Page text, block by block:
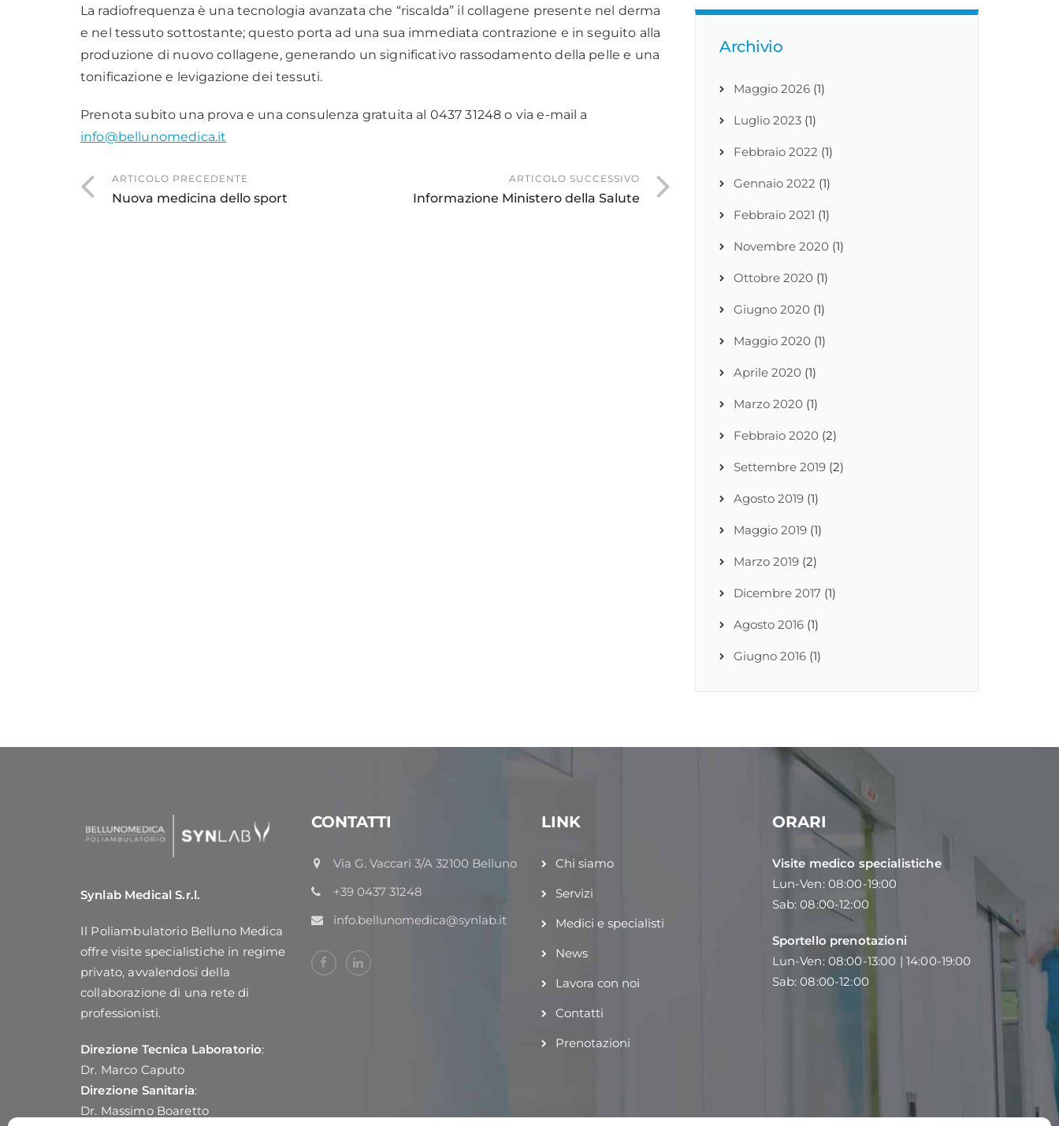
La radiofrequenza è una tecnologia avanzata che “riscalda” il collagene presente nel derma
e nel tessuto sottostante; questo porta ad una sua immediata contrazione e in seguito alla
produzione di nuovo collagene, generando un significativo rassodamento della pelle e una
tonificazione e levigazione dei tessuti.
Prenota subito una prova e una consulenza gratuita al 0437 31248 o via e-mail a
info@bellunomedica.it
ARTICOLO PRECEDENTE
Nuova medicina dello sport
ARTICOLO SUCCESSIVO
Informazione Ministero della Salute
Archivio
Maggio 2026 (1)
Luglio 2023 (1)
Febbraio 2022 (1)
Gennaio 2022 (1)
Febbraio 2021 (1)
Novembre 2020 (1)
Ottobre 2020 (1)
Giugno 2020 (1)
Maggio 2020 (1)
Aprile 2020 (1)
Marzo 2020 (1)
Febbraio 2020 (2)
Settembre 2019 (2)
Agosto 2019 (1)
Maggio 2019 (1)
Marzo 2019 (2)
Dicembre 2017 (1)
Agosto 2016 (1)
Giugno 2016 (1)
Synlab Medical S.r.l.
Il Poliambulatorio Belluno Medica
offre visite specialistiche in regime
privato, avvalendosi della
collaborazione di una rete di
professionisti.
Direzione Tecnica Laboratorio:
Dr. Marco Caputo
Direzione Sanitaria:
Dr. Massimo Boaretto
CONTATTI
Via G. Vaccari 3/A 32100 Belluno
+39 0437 31248
info.bellunomedica@synlab.it
LINK
Chi siamo
Servizi
Medici e specialisti
News
Lavora con noi
Contatti
Prenotazioni
ORARI
Visite medico specialistiche
Lun-Ven: 08:00-19:00
Sab: 08:00-12:00
Sportello prenotazioni
Lun-Ven: 08:00-13:00 | 14:00-19:00
Sab: 08:00-12:00